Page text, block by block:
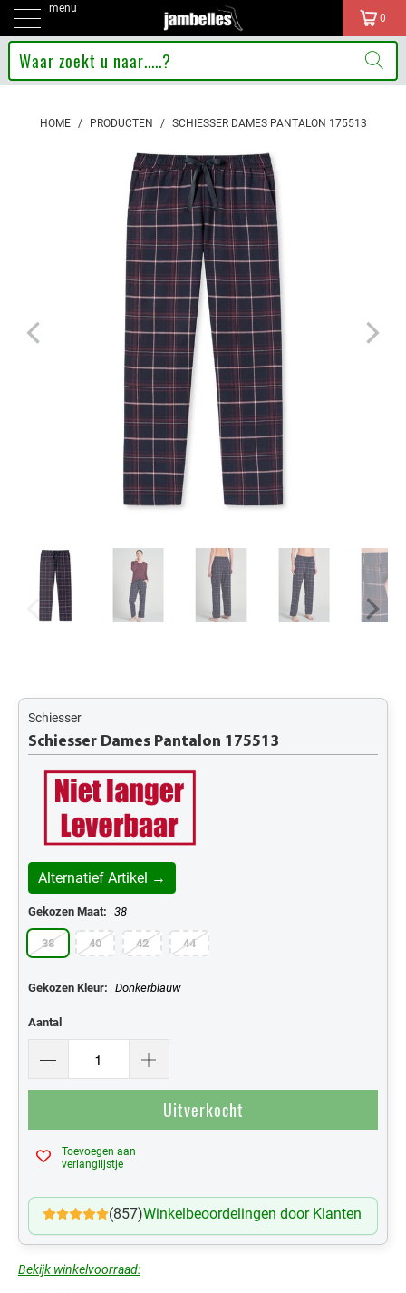
menu
0
HOME / PRODUCTEN / SCHIESSER DAMES PANTALON 175513
Schiesser
Schiesser Dames Pantalon 175513
Alternatief Artikel →
Gekozen Maat: 38
38 40 42 44
Gekozen Kleur: Donkerblauw
Aantal
Uitverkocht
Toevoegen aan
verlanglijstje
(857)Winkelbeoordelingen door Klanten
Bekijk winkelvoorraad: